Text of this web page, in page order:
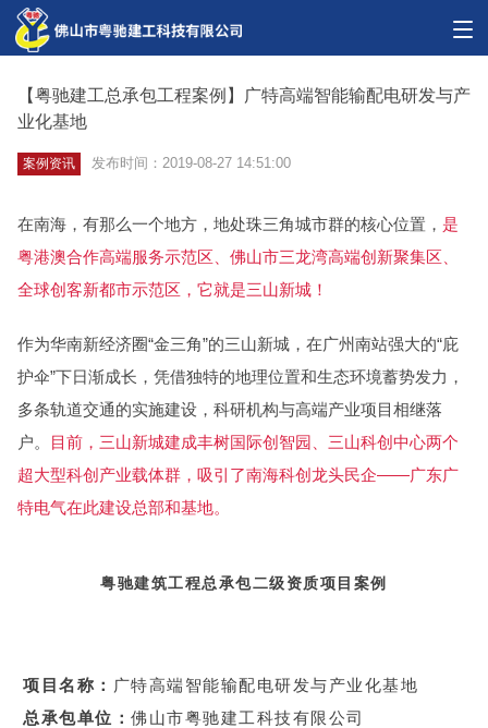
【粤驰建工总承包工程案例】广特高端智能输配电研发与产
业化基地
案例资讯 发布时间：2019-08-27 14:51:00
在南海，有那么一个地方，地处珠三角城市群的核心位置， 是
粤港澳合作高端服务示范区、佛山市三龙湾高端创新聚集区、
全球创客新都市示范区，它就是三山新城！
作为华南新经济圈“金三角”的三山新城，在广州南站强大的“庇
护伞”下日渐成长，凭借独特的地理位置和生态环境蓄势发力，
多条轨道交通的实施建设，科研机构与高端产业项目相继落
户。
目前，三山新城建成丰树国际创智园、三山科创中心两个
超大型科创产业载体群，吸引了南海科创龙头民企——广东广
特电气在此建设总部和基地。
粤驰建筑工程总承包二级资质项目案例
项目名称： 广特高端智能输配电研发与产业化基地
总承包单位： 佛山市粤驰建工科技有限公司